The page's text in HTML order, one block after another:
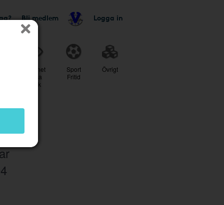
Bli medlem Logga in
Skönhet
Hälsa
Optik
Sport
Fritid
Övrigt